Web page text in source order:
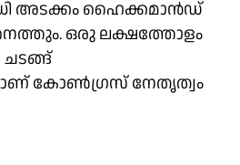
അടക്കം ഹൈക്കമാൻഡ്
ഒരു ലക്ഷത്തോളം
ചടങ്ങ്
കോൺഗ്രസ് നേതൃത്വം